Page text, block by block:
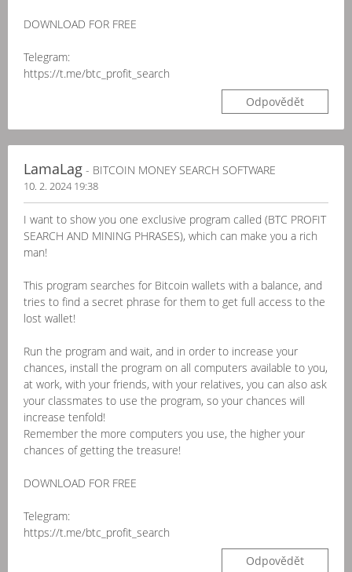
DOWNLOAD FOR FREE
Telegram:
https://t.me/btc_profit_search
Odpovědět
LamaLag - BITCOIN MONEY SEARCH SOFTWARE
10. 2. 2024 19:38
I want to show you one exclusive program called (BTC PROFIT
SEARCH AND MINING PHRASES), which can make you a rich
man!
This program searches for Bitcoin wallets with a balance, and
tries to find a secret phrase for them to get full access to the
lost wallet!
Run the program and wait, and in order to increase your
chances, install the program on all computers available to you,
at work, with your friends, with your relatives, you can also ask
your classmates to use the program, so your chances will
increase tenfold!
Remember the more computers you use, the higher your
chances of getting the treasure!
DOWNLOAD FOR FREE
Telegram:
https://t.me/btc_profit_search
Odpovědět